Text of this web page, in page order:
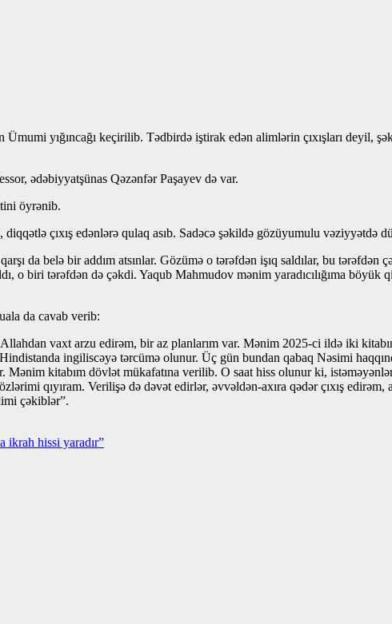
yığıncağı keçirilib. Tədbirdə iştirak edən alimlərin çıxışları deyil,
ədəbiyyatşünas Qəzənfər Paşayev də var.
öyrənib.
çıxış edənlərə qulaq asıb. Sadəcə şəkildə gözüyumulu vəziyyətdə
da belə bir addım atsınlar. Gözümə o tərəfdən işıq saldılar, bu
o biri tərəfdən də çəkdi. Yaqub Mahmudov mənim yaradıcılığıma böyük
da cavab verib:
vaxt arzu edirəm, bir az planlarım var. Mənim 2025-ci ildə iki
ingiliscəyə tərcümə olunur. Üç gün bundan qabaq Nəsimi
Mənim kitabım dövlət mükafatına verilib. O saat hiss olunur ki,
qıyıram. Verilişə də dəvət edirlər, əvvəldən-axıra qədər çıxış
çəkiblər”.
ikrah hissi yaradır”